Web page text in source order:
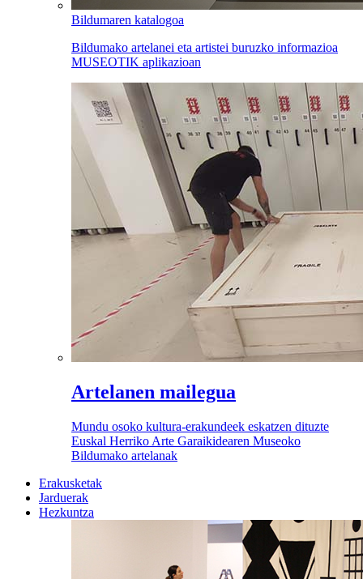
Bildumaren katalogoa
Bildumako artelanei eta artistei buruzko informazioa
MUSEOTIK aplikazioan
Artelanen mailegua
Mundu osoko kultura-erakundeek eskatzen dituzte
Euskal Herriko Arte Garaikidearen Museoko
Bildumako artelanak
Erakusketak
Jarduerak
Hezkuntza